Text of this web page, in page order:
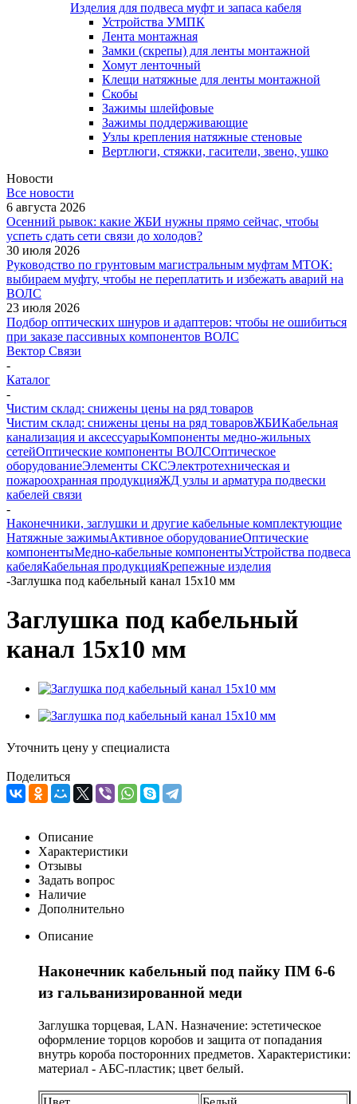
Изделия для подвеса муфт и запаса кабеля
Устройства УМПК
Лента монтажная
Замки (скрепы) для ленты монтажной
Хомут ленточный
Клещи натяжные для ленты монтажной
Скобы
Зажимы шлейфовые
Зажимы поддерживающие
Узлы крепления натяжные стеновые
Вертлюги, стяжки, гасители, звено, ушко
Новости
Все новости
6 августа 2026
Осенний рывок: какие ЖБИ нужны прямо сейчас, чтобы
успеть сдать сети связи до холодов?
30 июля 2026
Руководство по грунтовым магистральным муфтам МТОК:
выбираем муфту, чтобы не переплатить и избежать аварий на
ВОЛС
23 июля 2026
Подбор оптических шнуров и адаптеров: чтобы не ошибиться
при заказе пассивных компонентов ВОЛС
Вектор Связи
-
Каталог
-
Чистим склад: снижены цены на ряд товаров
Чистим склад: снижены цены на ряд товаровЖБИКабельная
канализация и аксессуарыКомпоненты медно-жильных
сетейОптические компоненты ВОЛСОптическое
оборудованиеЭлементы СКСЭлектротехническая и
пожароохранная продукцияЖД узлы и арматура подвески
кабелей связи
-
Наконечники, заглушки и другие кабельные комплектующие
Натяжные зажимыАктивное оборудованиеОптические
компонентыМедно-кабельные компонентыУстройства подвеса
кабеляКабельная продукцияКрепежные изделия
-Заглушка под кабельный канал 15х10 мм
Заглушка под кабельный
канал 15х10 мм
Уточнить цену у специалиста
Поделиться
Описание
Характеристики
Отзывы
Задать вопрос
Наличие
Дополнительно
Описание
Наконечник кабельный под пайку ПМ 6-6
из гальванизированной меди
Заглушка торцевая, LAN. Назначение: эстетическое
оформление торцов коробов и защита от попадания
внутрь короба посторонних предметов. Характеристики:
материал - АБС-пластик; цвет белый.